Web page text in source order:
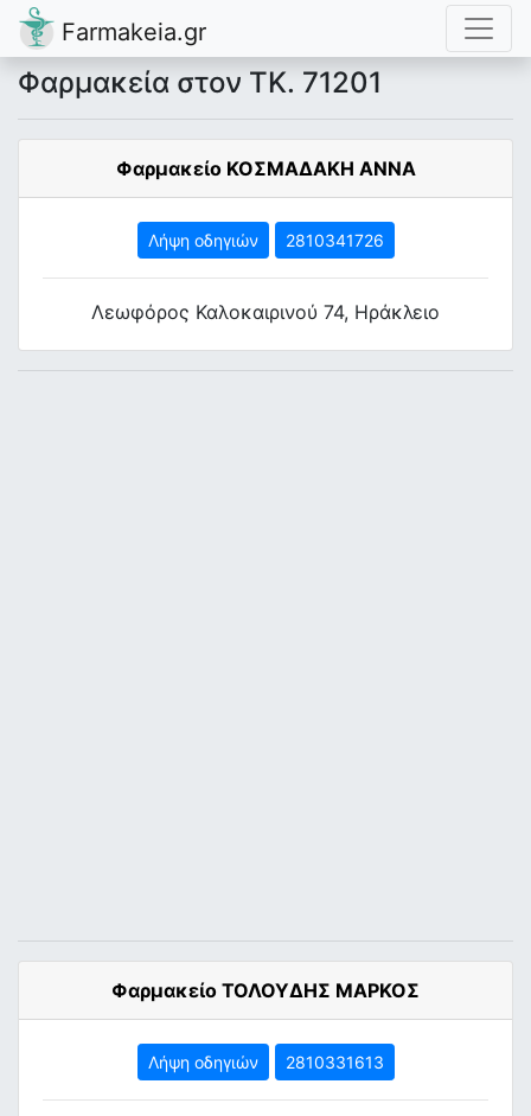
Farmakeia.gr
Φαρμακεία στον ΤΚ. 71201
Φαρμακείο ΚΟΣΜΑΔΑΚΗ ΑΝΝΑ
Λήψη οδηγιών 2810341726
Λεωφόρος Καλοκαιρινού 74, Ηράκλειο
Φαρμακείο ΤΟΛΟΥΔΗΣ ΜΑΡΚΟΣ
Λήψη οδηγιών 2810331613